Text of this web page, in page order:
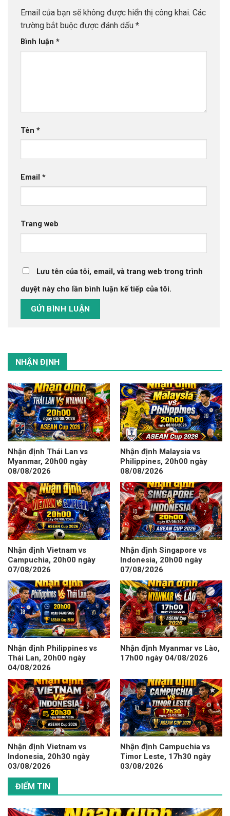
Email của bạn sẽ không được hiển thị công khai. Các
trường bắt buộc được đánh dấu *
Bình luận *
Tên *
Email *
Trang web
Lưu tên của tôi, email, và trang web trong trình
duyệt này cho lần bình luận kế tiếp của tôi.
NHẬN ĐỊNH
Nhận định Thái Lan vs
Myanmar, 20h00 ngày
08/08/2026
Nhận định Malaysia vs
Philippines, 20h00 ngày
08/08/2026
Nhận định Vietnam vs
Campuchia, 20h00 ngày
07/08/2026
Nhận định Singapore vs
Indonesia, 20h00 ngày
07/08/2026
Nhận định Philippines vs
Thái Lan, 20h00 ngày
04/08/2026
Nhận định Myanmar vs Lào,
17h00 ngày 04/08/2026
Nhận định Vietnam vs
Indonesia, 20h30 ngày
03/08/2026
Nhận định Campuchia vs
Timor Leste, 17h30 ngày
03/08/2026
ĐIỂM TIN